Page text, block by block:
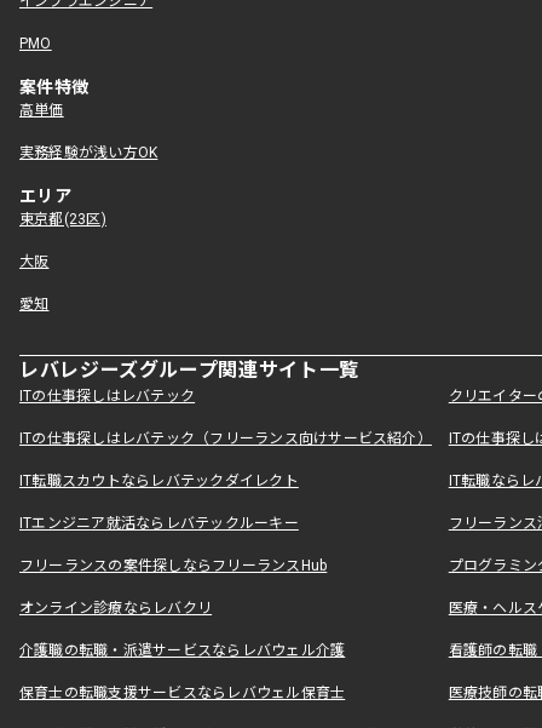
PMO
案件特徴
高単価
実務経験が浅い方OK
エリア
東京都(23区)
大阪
愛知
レバレジーズグループ関連サイト一覧
ITの仕事探しはレバテック クリエイタ
ITの仕事探しはレバテック（フリーランス向けサービス紹介） ITの仕事探
IT転職スカウトならレバテックダイレクト IT転職なら
ITエンジニア就活ならレバテックルーキー フリーラン
フリーランスの案件探しならフリーランスHub プログラミ
オンライン診療ならレバクリ 医療・ヘル
介護職の転職・派遣サービスならレバウェル介護 看護師の転
保育士の転職支援サービスならレバウェル保育士 医療技師の